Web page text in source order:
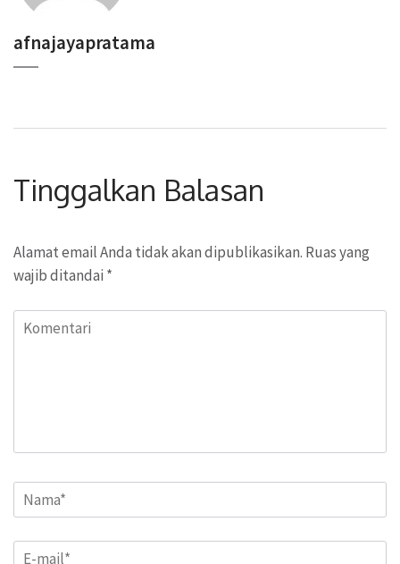
afnajayapratama
Tinggalkan Balasan
Alamat email Anda tidak akan dipublikasikan. Ruas yang
wajib ditandai *
Komentari
Name*
Email*